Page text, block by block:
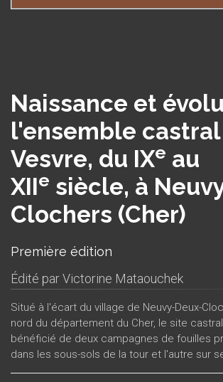
Naissance et
l'ensemble
Vesvre, du IXe au
XIIe siècle, à
Clochers (Cher)
Première édition
Édité parVictorine Mataouchek
Situé à l'écart du village de Neuvy-Deux-
nord du département du Cher, le site
bénéficié de deux campagnes de fouilles
dans les sous-sols de la tour et l'autre sur
entre 2003 et 2006. Les fouilles dans le